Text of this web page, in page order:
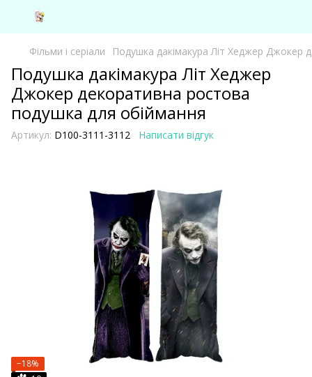
Фільми і серіали Подушка дакімакура Літ Хеджер Джокер
Подушка дакімакура Літ Хеджер
Джокер декоративна ростова
подушка для обіймання
Артикул: D100-3111-3112 Написати відгук
−18%